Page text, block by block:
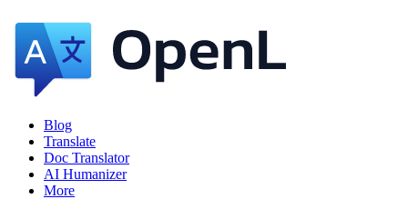
Blog
Translate
Doc Translator
AI Humanizer
More